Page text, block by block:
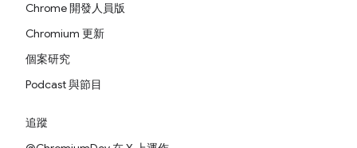
Chrome 開發人員版
Chromium 更新
個案研究
Podcast 與節目
追蹤